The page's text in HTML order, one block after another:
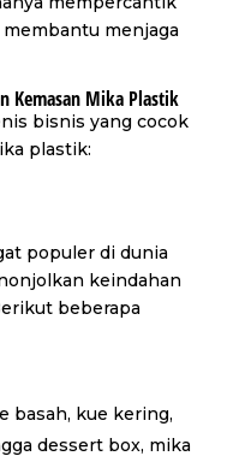
menjaga
Kemasan Mika Plastik
bisnis yang cocok
plastik:
populer di dunia
keindahan
beberapa
basah, kue kering,
dessert box, mika